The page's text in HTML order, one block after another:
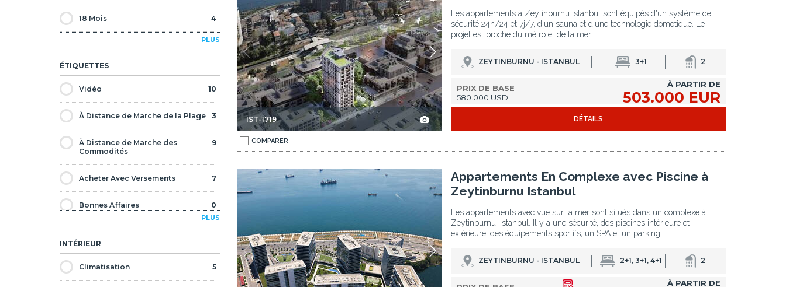
18 Mois 4
PLUS
ÉTIQUETTES
Vidéo 10
À Distance de Marche de la Plage 3
À Distance de Marche des
Commodités
9
Acheter Avec Versements 7
Bonnes Affaires 0
PLUS
INTÉRIEUR
Climatisation 5
IST-1719
Les appartements à Zeytinburnu Istanbul sont équipés d'un système de
sécurité 24h/24 et 7j/7, d'un sauna et d'une technologie domotique. Le
projet est proche du métro et de la mer.
ZEYTINBURNU - ISTANBUL 3+1 2
PRIX DE BASE
580.000 USD
À PARTIR DE
503.000 EUR
DÉTAILS
COMPARER
Zeytinburnu Istanbul 1Appartements En Complexe Avec Piscine À Zeytinburnu Istanbul 2Appartements En Complexe Avec Piscine À Zeytinburnu Istanbul 3Appartements En Complexe avec Piscine à
Zeytinburnu Istanbul
Les appartements avec vue sur la mer sont situés dans un complexe à
Zeytinburnu, Istanbul. Il y a une sécurité, des piscines intérieure et
extérieure, des équipements sportifs, un SPA et un parking.
ZEYTINBURNU - ISTANBUL 2+1, 3+1, 4+1 2
À PARTIR DE